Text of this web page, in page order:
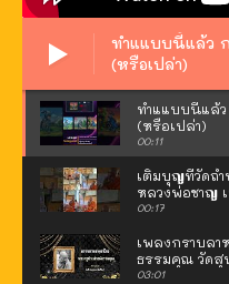
ทำแแบบนี้แล้ว
(หรือเปล่า)
ทำแแบบนี้แล้
(หรือเปล่า)
00:11
เติมบุญที่วัดถ้
หลวงพ่อชาญ
00:17
เพลงกราบลา
ธรรมคุณ วัด
03:01